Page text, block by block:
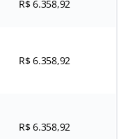
R$ 6.358,92
R$ 6.358,92
R$ 6.358,92